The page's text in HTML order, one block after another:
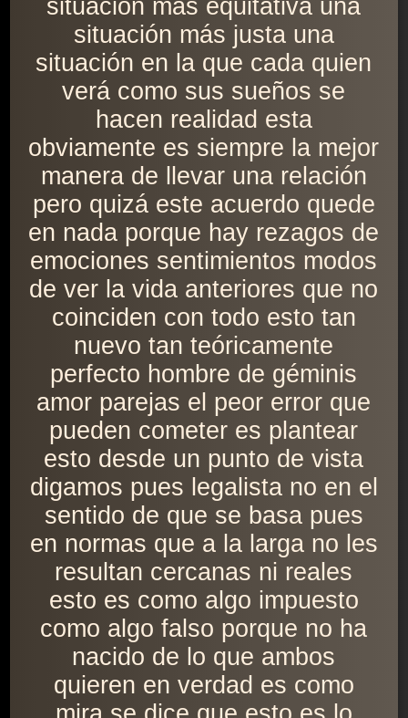
situación más equitativa una
situación más justa una
situación en la que cada quien
verá como sus sueños se
hacen realidad esta
obviamente es siempre la mejor
manera de llevar una relación
pero quizá este acuerdo quede
en nada porque hay rezagos de
emociones sentimientos modos
de ver la vida anteriores que no
coinciden con todo esto tan
nuevo tan teóricamente
perfecto hombre de géminis
amor parejas el peor error que
pueden cometer es plantear
esto desde un punto de vista
digamos pues legalista no en el
sentido de que se basa pues
en normas que a la larga no les
resultan cercanas ni reales
esto es como algo impuesto
como algo falso porque no ha
nacido de lo que ambos
quieren en verdad es como